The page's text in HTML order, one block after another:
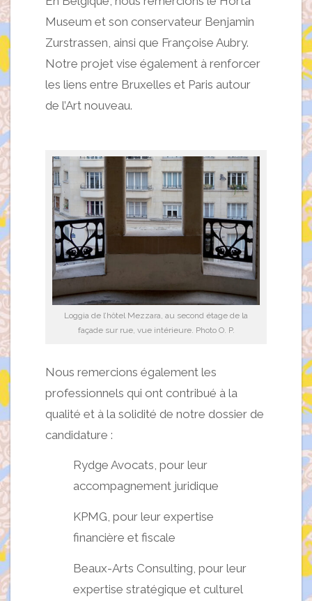
Museum et son conservateur Benjamin
Zurstrassen, ainsi que Françoise Aubry.
Notre projet vise également à renforcer
les liens entre Bruxelles et Paris autour
de l’Art nouveau.
Loggia de l’hôtel Mezzara, au second étage de la
façade sur rue, vue intérieure. Photo O. P.
Nous remercions également les
professionnels qui ont contribué à la
qualité et à la solidité de notre dossier de
candidature :
Rydge Avocats, pour leur
accompagnement juridique
KPMG, pour leur expertise
financière et fiscale
Beaux-Arts Consulting, pour leur
expertise stratégique et culturel